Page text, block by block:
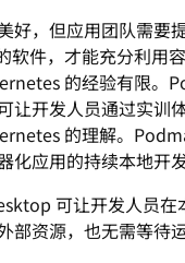
好，但应用团队需要
软件，才能充分利用
的经验有限。
让开发人员通过实训
的理解。
化应用的持续本地开发
可让开发人员在
部资源，也无需等待